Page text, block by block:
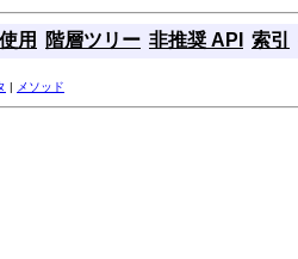
使用 階層ツリー 非推奨 API 索引
| メソッド